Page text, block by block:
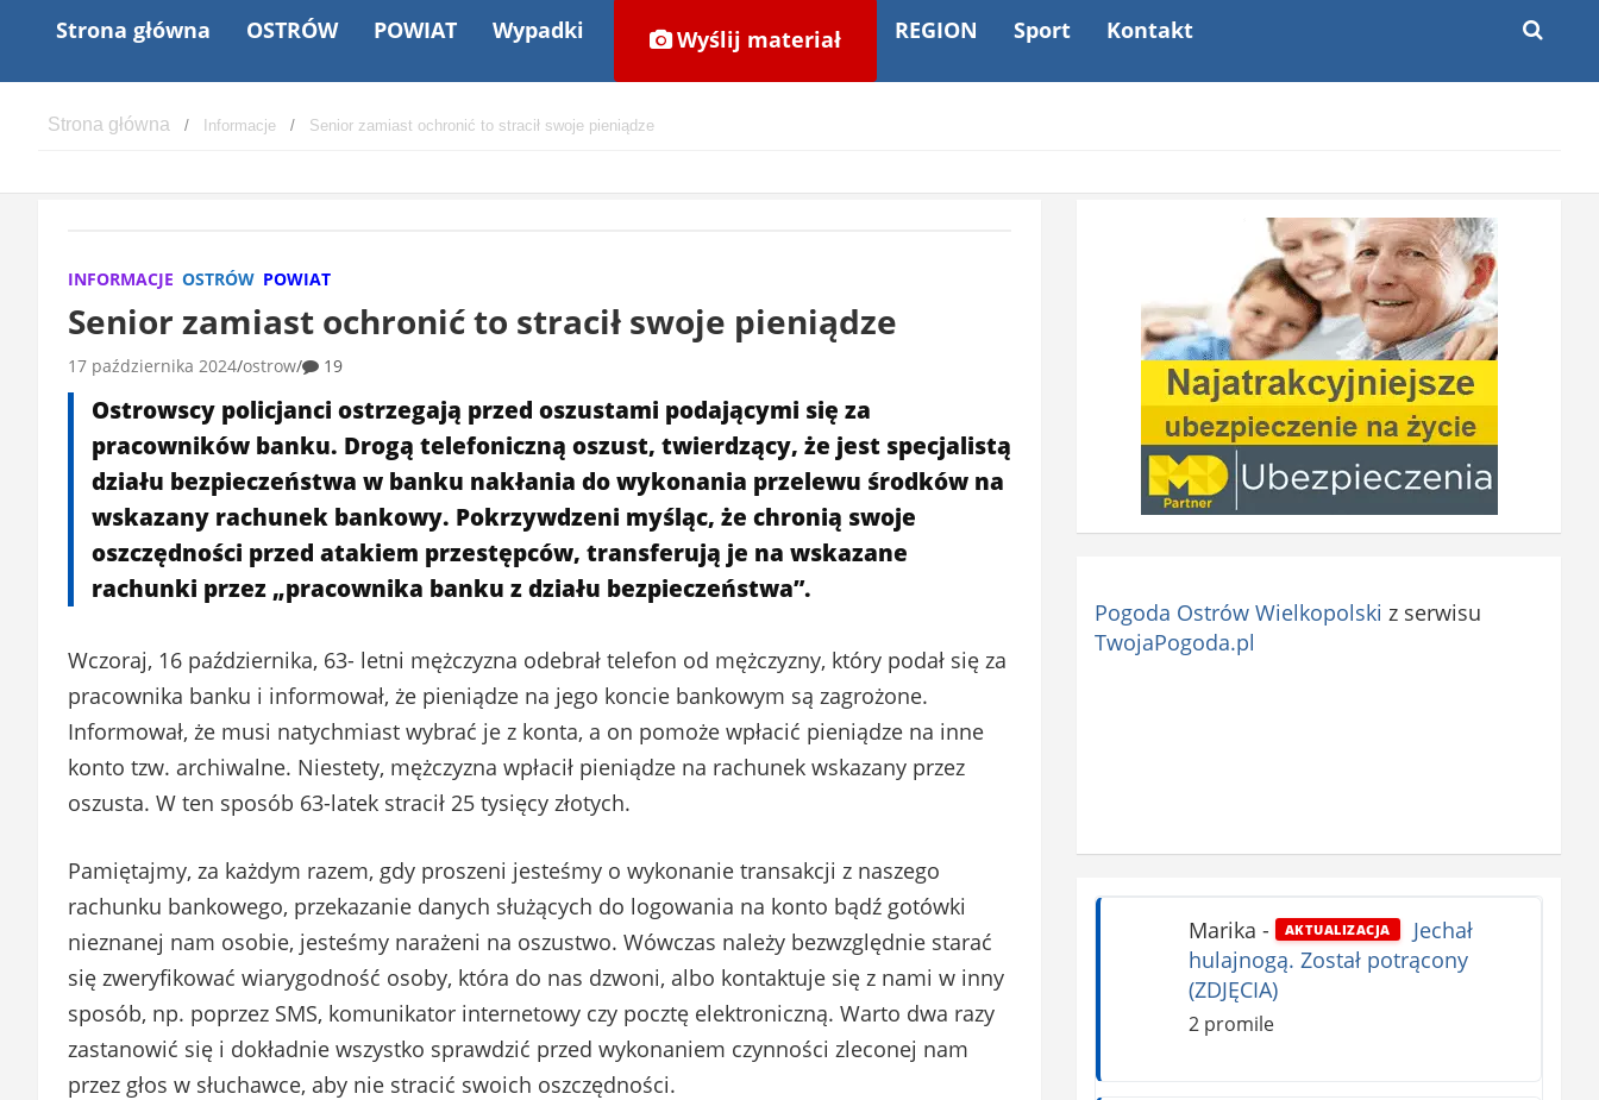
Strona główna OSTRÓW POWIAT Wypadki Wyślij materiał REGION Sport Kontakt
Informacje Senior zamiast ochronić to stracił swoje pieniądze
INFORMACJE OSTRÓW POWIAT
Senior zamiast ochronić to stracił swoje pieniądze
17 października 2024 ostrow 19
Ostrowscy policjanci ostrzegają przed oszustami podającymi się za
pracowników banku. Drogą telefoniczną oszust, twierdzący, że jest specjalistą
działu bezpieczeństwa w banku nakłania do wykonania przelewu środków na
wskazany rachunek bankowy. Pokrzywdzeni myśląc, że chronią swoje
oszczędności przed atakiem przestępców, transferują je na wskazane
rachunki przez „pracownika banku z działu bezpieczeństwa”.
Wczoraj, 16 października, 63- letni mężczyzna odebrał telefon od mężczyzny, który podał się za
pracownika banku i informował, że pieniądze na jego koncie bankowym są zagrożone.
Informował, że musi natychmiast wybrać je z konta, a on pomoże wpłacić pieniądze na inne
konto tzw. archiwalne. Niestety, mężczyzna wpłacił pieniądze na rachunek wskazany przez
oszusta. W ten sposób 63-latek stracił 25 tysięcy złotych.
Pamiętajmy, za każdym razem, gdy proszeni jesteśmy o wykonanie transakcji z naszego
rachunku bankowego, przekazanie danych służących do logowania na konto bądź gotówki
nieznanej nam osobie, jesteśmy narażeni na oszustwo. Wówczas należy bezwzględnie starać
się zweryfikować wiarygodność osoby, która do nas dzwoni, albo kontaktuje się z nami w inny
sposób, np. poprzez SMS, komunikator internetowy czy pocztę elektroniczną. Warto dwa razy
zastanowić się i dokładnie wszystko sprawdzić przed wykonaniem czynności zleconej nam
przez głos w słuchawce, aby nie stracić swoich oszczędności.
Pogoda Ostrów Wielkopolski z serwisu
TwojaPogoda.pl
Marika - AKTUALIZACJA
Jechał
hulajnogą. Został potrącony
(ZDJĘCIA)
2 promile